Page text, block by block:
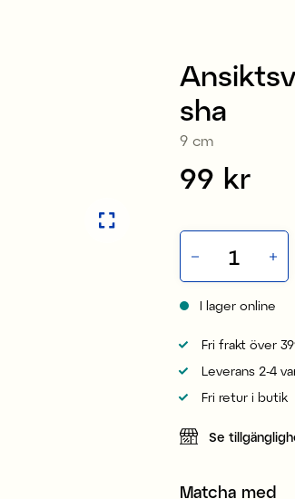
sha
9 cm
Pris:99
99 kr
I lager online
Fri frakt över
Leverans 2-4
Fri retur i butik
Se
Matcha med